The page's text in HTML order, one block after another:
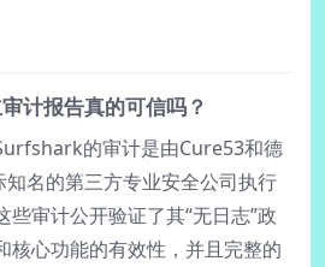
计报告真的可信吗？
的审计是由Cure53和德
名的第三方专业安全公司执行
些审计公开验证了其“无日志”政
核心功能的有效性，并且完整的